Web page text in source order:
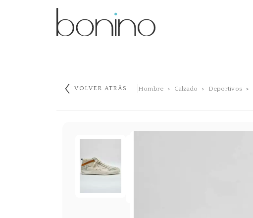
VOLVER ATRÁS Hombre Calzado Deportivos